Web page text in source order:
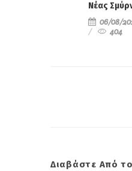
Νέας
06/08/
404
Διαβάστε Από